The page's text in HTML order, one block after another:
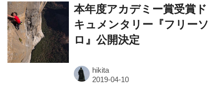
本年度アカデミー賞受賞ド
キュメンタリー『フリーソ
ロ』公開決定
hikita